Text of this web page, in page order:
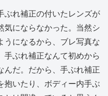
ぶれ補正の付いたレンズが
気にならなかった。当然シ
うになるから、ブレ写真な
手ぶれ補正なんて初めから
んだ。だから、手ぶれ補正
抱いたり、ボディー内手ぶ